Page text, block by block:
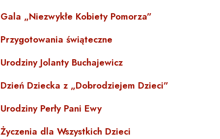
Gala „Niezwykłe Kobiety Pomorza”
Przygotowania świąteczne
Urodziny Jolanty Buchajewicz
Dzień Dziecka z „Dobrodziejem Dzieci”
Urodziny Perły Pani Ewy
Życzenia dla Wszystkich Dzieci